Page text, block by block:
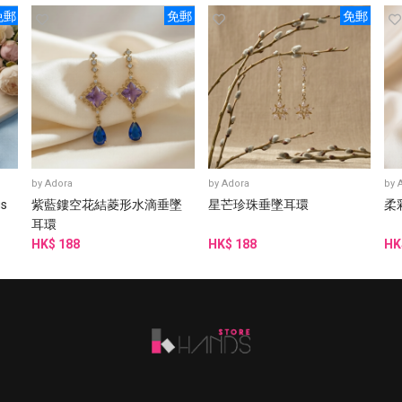
郵 免郵
byAdora
紫藍鏤空花結菱形水滴垂墜
耳環
HK$ 188
免郵
by Adora
星芒珍珠垂墜耳環
HK$ 188
by
柔